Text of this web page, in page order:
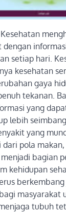
dengan
setiap hari.
kesehatan
gaya
tekanan.
yang
lebih
yang
pola
bagian
kehidupan
masyarakat
tubuh